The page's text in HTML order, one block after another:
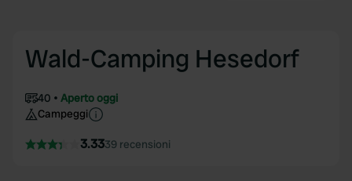
Wald-Camping Hesedorf
40
Aperto oggi
Campeggi
3.3339 recensioni